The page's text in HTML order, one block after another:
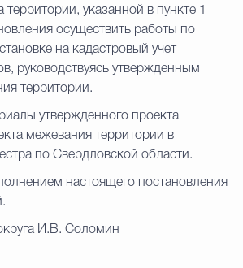
указанной в пункте 1
осуществить работы по
на кадастровый учет
руководствуясь утвержденным
территории.
утвержденного проекта
межевания территории в
по Свердловской области.
настоящего постановления
И.В. Соломин